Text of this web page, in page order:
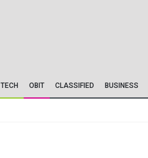
TECH OBIT CLASSIFIED BUSINESS